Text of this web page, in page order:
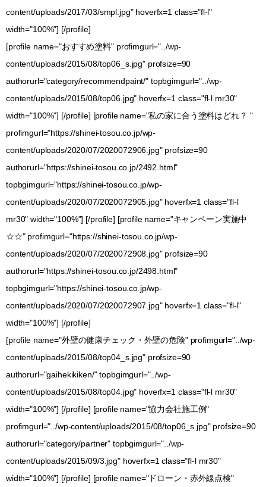
content/uploads/2017/03/smpl.jpg" hoverfx=1 class="fl-l"
width="100%"] [/profile]
[profile name="おすすめ塗料" profimgurl="../wp-
content/uploads/2015/08/top06_s.jpg" profsize=90
authorurl="category/recommendpaint/" topbgimgurl="../wp-
content/uploads/2015/08/top06.jpg" hoverfx=1 class="fl-l mr30"
width="100%"] [/profile] [profile name="私の家に合う塗料はどれ？ "
profimgurl="https://shinei-tosou.co.jp/wp-
content/uploads/2020/07/2020072906.jpg" profsize=90
authorurl="https://shinei-tosou.co.jp/2492.html"
topbgimgurl="https://shinei-tosou.co.jp/wp-
content/uploads/2020/07/2020072905.jpg" hoverfx=1 class="fl-l
mr30" width="100%"] [/profile] [profile name="キャンペーン実施中
☆☆" profimgurl="https://shinei-tosou.co.jp/wp-
content/uploads/2020/07/2020072908.jpg" profsize=90
authorurl="https://shinei-tosou.co.jp/2498.html"
topbgimgurl="https://shinei-tosou.co.jp/wp-
content/uploads/2020/07/2020072907.jpg" hoverfx=1 class="fl-l"
width="100%"] [/profile]
[profile name="外壁の健康チェック・外壁の危険" profimgurl="../wp-
content/uploads/2015/08/top04_s.jpg" profsize=90
authorurl="gaihekikiken/" topbgimgurl="../wp-
content/uploads/2015/08/top04.jpg" hoverfx=1 class="fl-l mr30"
width="100%"] [/profile] [profile name="協力会社施工例"
profimgurl="../wp-content/uploads/2015/08/top06_s.jpg" profsize=90
authorurl="category/partner" topbgimgurl="../wp-
content/uploads/2015/09/3.jpg" hoverfx=1 class="fl-l mr30"
width="100%"] [/profile] [profile name="ドローン・赤外線点検"